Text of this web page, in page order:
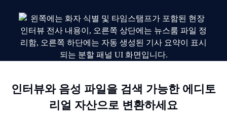
인터뷰와 음성 파일을 검색 가능한 에디토
리얼 자산으로 변환하세요